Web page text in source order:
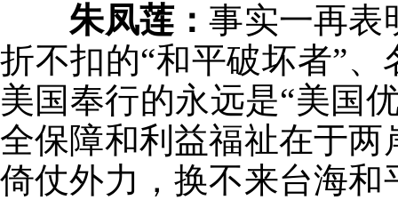
朱凤莲：事实一再表
折不扣的“和平破坏者”
美国奉行的永远是“美国
全保障和利益福祉在于
倚仗外力，换不来台海